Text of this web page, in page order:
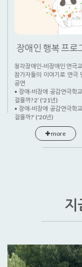
장애인 행복 프로
청각장애인-비장애인 연극
참가자들의 이야기로 연극
공연
• 장애-비장애 공감연극학교
걸을까? 2’ ('21년)
• 장애-비장애 공감연극학교
걸을까?’ ('20년)
more
지